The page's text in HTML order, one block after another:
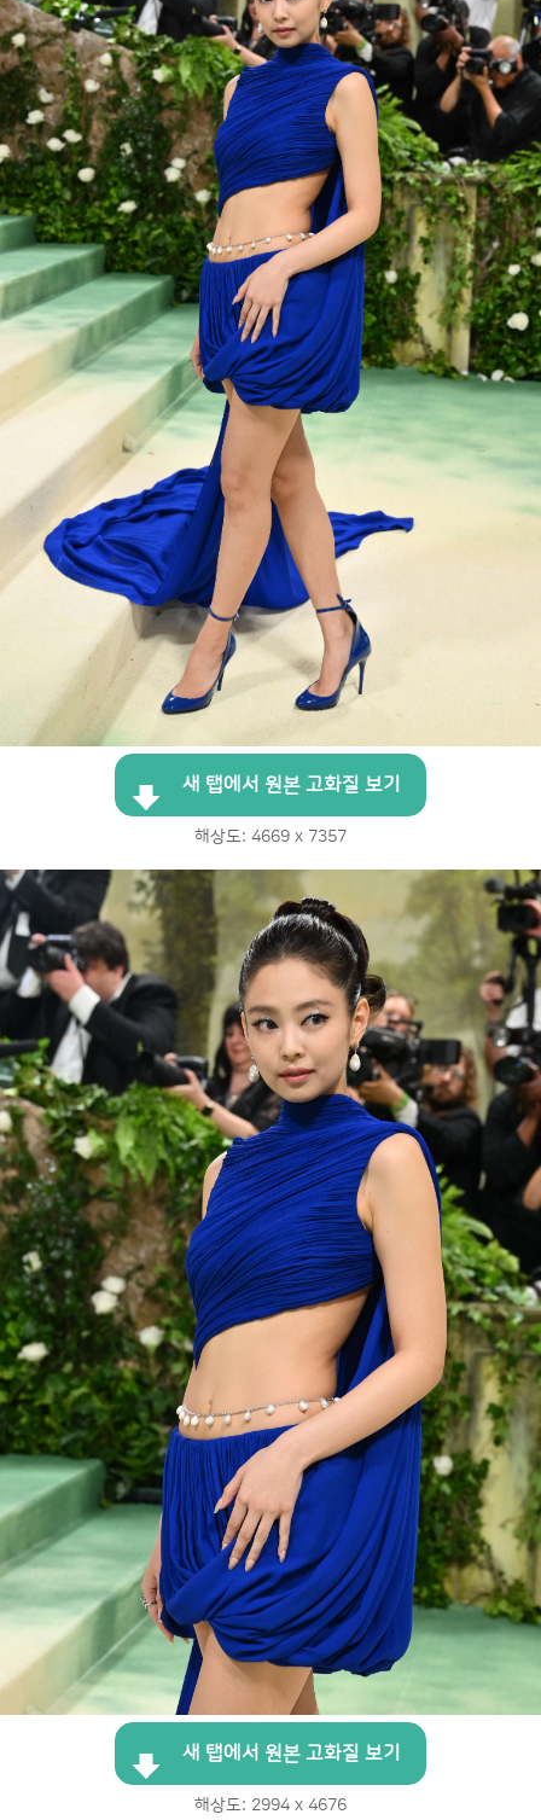
새 탭에서 원본 고화질 보기
해상도: 4669 x 7357
새 탭에서 원본 고화질 보기
해상도: 2994 x 4676